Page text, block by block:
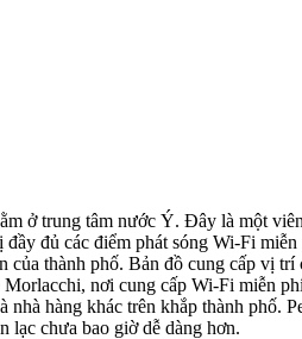
ở trung tâm nước Ý. Đây là một
đủ các điểm phát sóng Wi-Fi
của thành phố. Bản đồ cung cấp vị
nơi cung cấp Wi-Fi miễn
hàng khác trên khắp thành
lạc chưa bao giờ dễ dàng hơn.